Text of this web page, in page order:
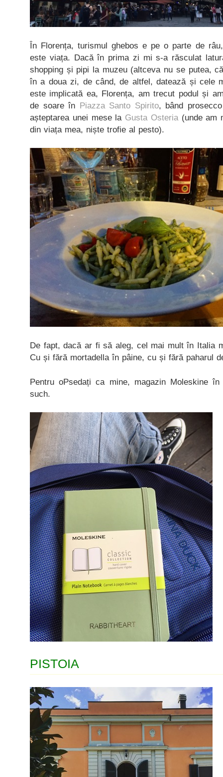
În Florența, turismul ghebos e pe o parte de
este viața. Dacă în prima zi mi s-a răsculat
shopping și pipi la muzeu (altceva nu se putea,
în a doua zi, de când, de altfel, datează și cele
este implicată ea, Florența, am trecut podul și
de soare în Piazza Santo Spirito, bând
așteptarea unei mese la Gusta Osteria(unde am
din viața mea, niște trofie al pesto).
De fapt, dacă ar fi să aleg, cel mai mult în Italia
Cu și fără mortadella în pâine, cu și fără paharul
Pentru oPsedați ca mine, magazin Moleskine
such.
PISTOIA